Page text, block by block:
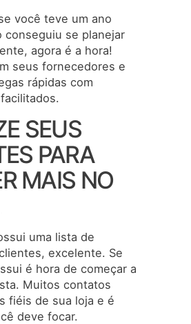
você teve um ano
conseguiu se planejar
agora é a hora!
seus fornecedores e
rápidas com
SEUS
PARA
MAIS NO
uma lista de
excelente. Se
é hora de começar a
Muitos contatos
fiéis de sua loja e é
deve focar.